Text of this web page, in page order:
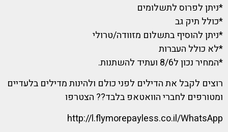
*ניתן לפרוס לתשלומים
*כולל תיק גב
*ניתן להוסיף בתשלום מזוודה/טרולי
*לא כולל העברות
*המחיר נכון ל8/6 ועתיד להשתנות.
רוצים לקבל את הדילים לפני כולם ולהינות מדילים בלעדיים
ומטורפים לחברי הוואטאפ בלבד?? הצטרפו
http://l.flymorepayless.co.il/WhatsApp